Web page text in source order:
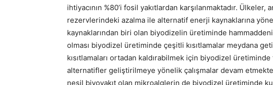
ihtiyacının %80’i fosil yakıtlardan karşılanmaktadır.
rezervlerindeki azalma ile alternatif enerji kaynaklarına
kaynaklarından biri olan biyodizelin üretiminde
olması biyodizel üretiminde çeşitli kısıtlamalar meydana
kısıtlamaları ortadan kaldırabilmek için biyodizel
alternatifler geliştirilmeye yönelik çalışmalar devam
nesil biyoyakıt olan mikroalglerin de biyodizel üretiminde